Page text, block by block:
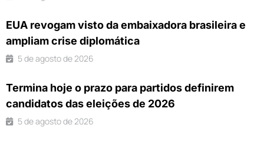
EUA revogam visto da embaixadora brasileira e
ampliam crise diplomática
5 de agosto de 2026
Termina hoje o prazo para partidos definirem
candidatos das eleições de 2026
5 de agosto de 2026